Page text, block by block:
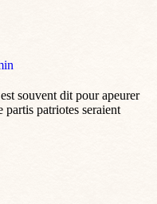
souvent dit pour apeurer
partis patriotes seraient